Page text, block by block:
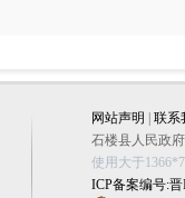
网站声明
联系
石楼县人民政
使用大于
ICP备案编号:晋